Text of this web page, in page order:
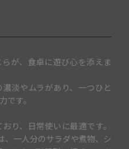
が、食卓に遊び心を添えま
淡やムラがあり、一つひと
です。
り、日常使いに最適です。
一人分のサラダや煮物、シ